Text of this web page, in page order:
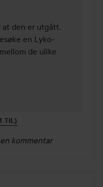
1 måned
at den er utgått.
en Lyko-
de ulike
TIL)
kommentar